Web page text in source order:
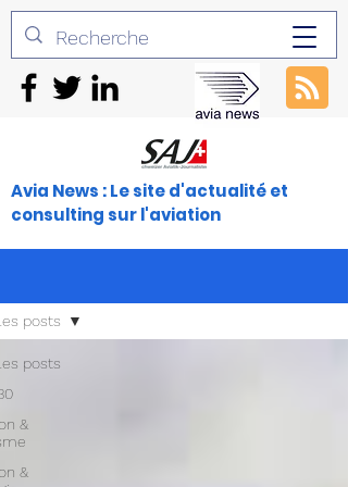
Avia News : Le site d'actualité et
consulting sur l'aviation
posts
&
&
posts